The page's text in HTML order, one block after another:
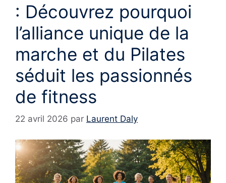
: Découvrez pourquoi
l’alliance unique de la
marche et du Pilates
séduit les passionnés
de fitness
22 avril 2026 par Laurent Daly